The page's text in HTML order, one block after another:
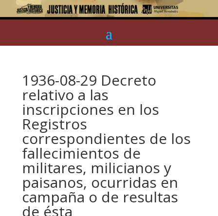
1936-08-29 Decreto
relativo a las
inscripciones en los
Registros
correspondientes de los
fallecimientos de
militares, milicianos y
paisanos, ocurridas en
campaña o de resultas
de ésta